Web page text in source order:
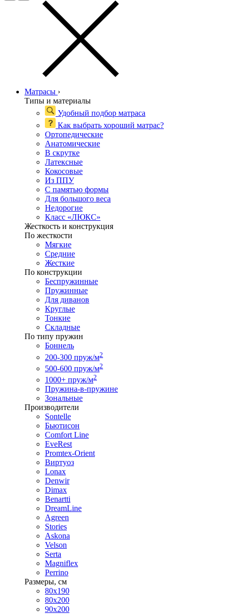
Матрасы ›
Типы и материалы
Удобный подбор матраса
Как выбрать хороший матрас?
Ортопедические
Анатомические
В скрутке
Латексные
Кокосовые
Из ППУ
С памятью формы
Для большого веса
Недорогие
Класс «ЛЮКС»
Жесткость и конструкция
По жесткости
Мягкие
Средние
Жесткие
По конструкции
Беспружинные
Пружинные
Для диванов
Круглые
Тонкие
Складные
По типу пружин
Боннель
200-300 пруж/м2
500-600 пруж/м2
1000+ пруж/м2
Пружина-в-пружине
Зональные
Производители
Sontelle
Бьютисон
Comfort Line
EveRest
Promtex-Orient
Виртуоз
Lonax
Denwir
Dimax
Benartti
DreamLine
Agreen
Stories
Askona
Velson
Serta
Magniflex
Perrino
Размеры, см
80х190
80х200
90х200